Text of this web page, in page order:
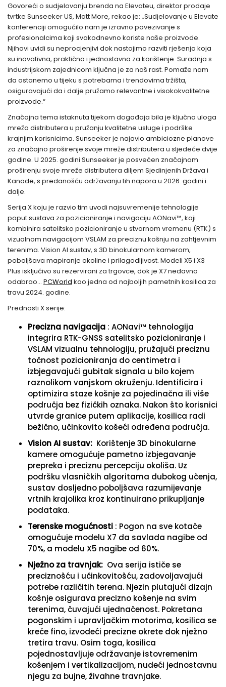
Govoreći o sudjelovanju brenda na Elevateu, direktor prodaje
tvrtke Sunseeker US, Matt More, rekao je: „Sudjelovanje u Elevate
konferenciji omogućilo nam je izravno povezivanje s
profesionalcima koji svakodnevno koriste naše proizvode.
Njihovi uvidi su neprocjenjivi dok nastojimo razviti rješenja koja
su inovativna, praktična i jednostavna za korištenje. Suradnja s
industrijskom zajednicom ključna je za naš rast. Pomaže nam
da ostanemo u tijeku s potrebama i trendovima tržišta,
osiguravajući da i dalje pružamo relevantne i visokokvalitetne
proizvode.“
Značajna tema istaknuta tijekom događaja bila je ključna uloga
mreža distributera u pružanju kvalitetne usluge i podrške
krajnjim korisnicima. Sunseeker je najavio ambiciozne planove
za značajno proširenje svoje mreže distributera u sljedeće dvije
godine. U 2025. godini Sunseeker je posvećen značajnom
proširenju svoje mreže distributera diljem Sjedinjenih Država i
Kanade, s predanošću održavanju tih napora u 2026. godini i
dalje.
Serija X koju je razvio tim uvodi najsuvremenije tehnologije
poput sustava za pozicioniranje i navigaciju AONavi™, koji
kombinira satelitsko pozicioniranje u stvarnom vremenu (RTK) s
vizualnom navigacijom VSLAM za preciznu košnju na zahtjevnim
terenima. Vision AI sustav, s 3D binokularnom kamerom,
poboljšava mapiranje okoline i prilagodljivost. Modeli X5 i X3
Plus isključivo su rezervirani za trgovce, dok je X7 nedavno
odabrao... PCWorld kao jedna od najboljih pametnih kosilica za
travu 2024. godine.
Prednosti X serije:
Precizna navigacija : AONavi™ tehnologija
integrira RTK-GNSS satelitsko pozicioniranje i
VSLAM vizualnu tehnologiju, pružajući preciznu
točnost pozicioniranja do centimetra i
izbjegavajući gubitak signala u bilo kojem
raznolikom vanjskom okruženju. Identificira i
optimizira staze košnje za pojedinačna ili više
područja bez fizičkih oznaka. Nakon što korisnici
utvrde granice putem aplikacije, kosilica radi
bežično, učinkovito košeći određena područja.
Vision AI sustav: Korištenje 3D binokularne
kamere omogućuje pametno izbjegavanje
prepreka i preciznu percepciju okoliša. Uz
podršku vlasničkih algoritama dubokog učenja,
sustav dosljedno poboljšava razumijevanje
vrtnih krajolika kroz kontinuirano prikupljanje
podataka.
Terenske mogućnosti : Pogon na sve kotače
omogućuje modelu X7 da savlada nagibe od
70%, a modelu X5 nagibe od 60%.
Nježno za travnjak: Ova serija ističe se
preciznošću i učinkovitošću, zadovoljavajući
potrebe različitih terena. Njezin plutajući dizajn
košnje osigurava precizno košenje na svim
terenima, čuvajući ujednačenost. Pokretana
pogonskim i upravljačkim motorima, kosilica se
kreće fino, izvodeći precizne okrete dok nježno
tretira travu. Osim toga, kosilica
pojednostavljuje održavanje istovremenim
košenjem i vertikalizacijom, nudeći jednostavnu
njegu za bujne, živahne travnjake.